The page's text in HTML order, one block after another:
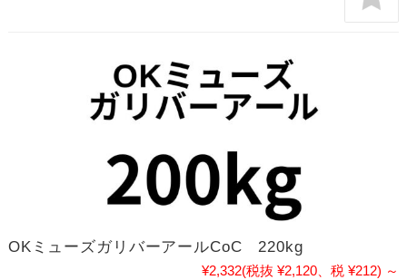
OKミューズガリバーアールCoC 220kg
¥2,332(税抜 ¥2,120、税 ¥212) ～